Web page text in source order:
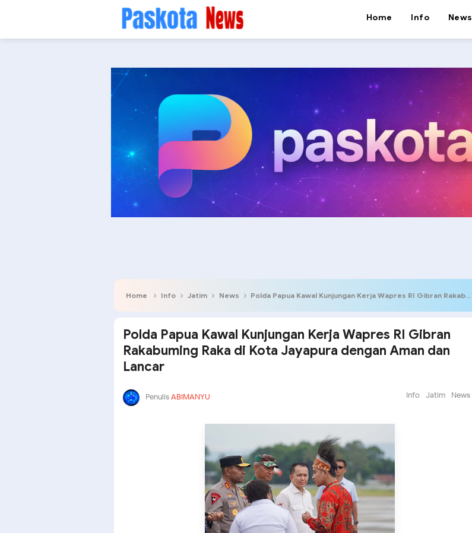
Home Info News
Home Info Jatim News Polda Papua Kawal Kunjungan Kerja Wapres RI Gibran Rakabuming Raka di Kota Jayapura dengan Aman dan Lancar
Polda Papua Kawal Kunjungan Kerja Wapres RI Gibran
Rakabuming Raka di Kota Jayapura dengan Aman dan
Lancar
PenulisABIMANYU Info Jatim News